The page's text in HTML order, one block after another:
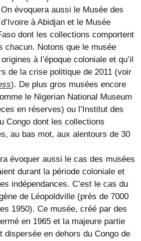
évoquera aussi le Musée des
à Abidjan et le Musée
dont les collections comportent
chacun. Notons que le musée
à l’époque coloniale et qu’il
de la crise politique de 2011 (voir
). De plus gros musées encore
le Nigerian National Museum
en réserves) ou l’Institut des
Congo dont les collections
au bas mot, aux alentours de 30
évoquer aussi le cas des musées
durant la période coloniale et
indépendances. C’est le cas du
de Léopoldville (près de 7000
1950). Ce musée, créé par des
en 1965 et la majeure partie
dispersée en dehors du Congo de